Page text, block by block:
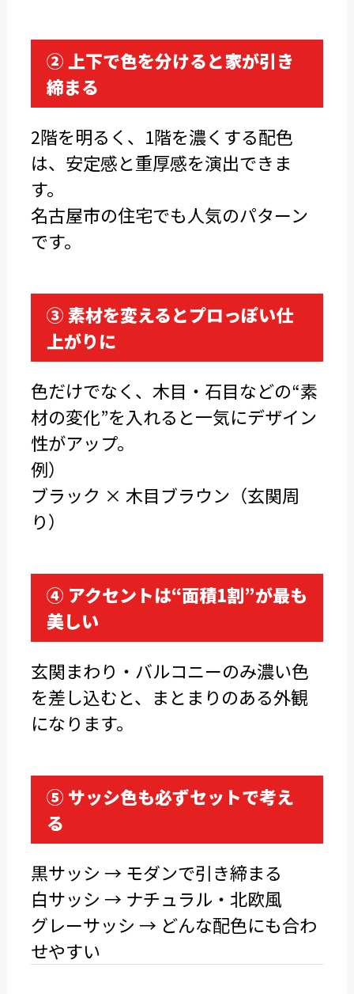
② 上下で色を分けると家が引き
締まる
2階を明るく、1階を濃くする配色
は、安定感と重厚感を演出できま
す。
名古屋市の住宅でも人気のパターン
です。
③ 素材を変えるとプロっぽい仕
上がりに
色だけでなく、木目・石目などの“素
材の変化”を入れると一気にデザイン
性がアップ。
例）
ブラック × 木目ブラウン（玄関周
り）
④ アクセントは“面積1割”が最も
美しい
玄関まわり・バルコニーのみ濃い色
を差し込むと、まとまりのある外観
になります。
⑤ サッシ色も必ずセットで考え
る
黒サッシ → モダンで引き締まる
白サッシ → ナチュラル・北欧風
グレーサッシ → どんな配色にも合わ
せやすい